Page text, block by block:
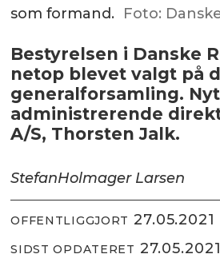
som formand. Foto:
Bestyrelsen i Danske
netop blevet valgt på
generalforsamling.
administrerende
A/S, Thorsten Jalk.
StefanHolmager Larsen
OFFENTLIGGJORT
SIDST OPDATERET